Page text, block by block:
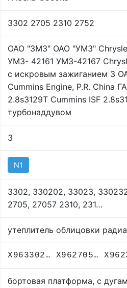
3302 2705 2310 2752
ОАО "ЗМЗ" ОАО "УМЗ"
УМЗ- 42161 УМЗ-42167
с искровым зажиганием 3
Cummins Engine, P.R. China
2.8s3129T Cummins ISF
турбонаддувом
3
N1
3302, 330202, 33023,
2705, 27057 2310, 231…
утеплитель облицовки
X963302… X962705…
бортовая платформа, с